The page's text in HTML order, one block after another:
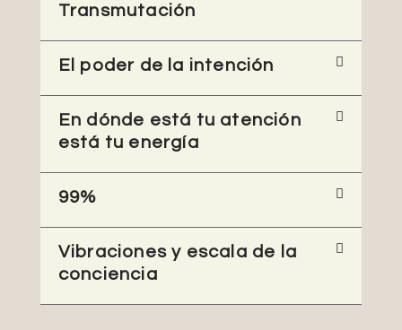
Transmutación
El poder de la intención
En dónde está tu atención
está tu energía
99%
Vibraciones y escala de la
conciencia